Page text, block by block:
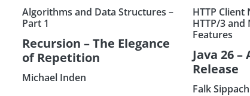
Algorithms and Data Structures –
Part 1
Recursion – The Elegance
of Repetition
Michael Inden
HTTP
HTTP/3
Features
Java 26
Release
Falk Sippach